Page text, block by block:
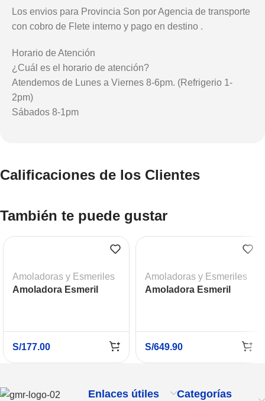
Los envios para Provincia Son por Agencia de transporte
con cobro de Flete interno y pago en destino .
Horario de Atención
¿Cuál es el horario de atención?
Atendemos de Lunes a Viernes 8-6pm. (Refrigerio 1-
2pm)
Sábados 8-1pm
Calificaciones de los Clientes
También te puede gustar
Amoladoras y Esmeriles
Amoladora Esmeril
S/177.00
Amoladoras y Esmeriles
Amoladora Esmeril
S/649.90
Enlaces útiles
Categorías